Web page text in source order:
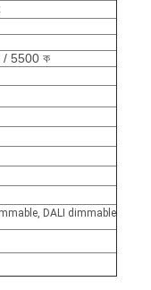
/ 5500 ক
DALI dimmable